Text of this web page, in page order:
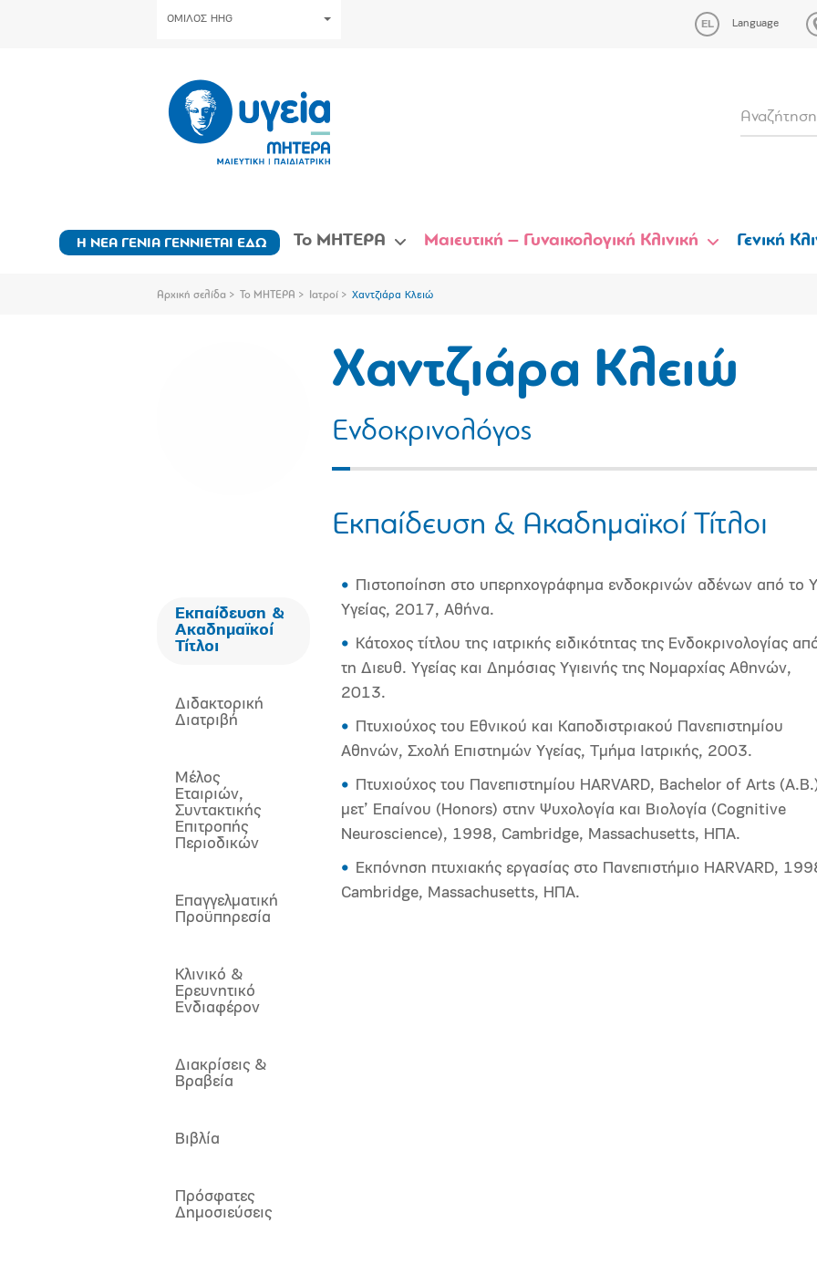
ΟΜΙΛΟΣ HHG Language
Η ΝΕΑ ΓΕΝΙΑ ΓΕΝΝΙΕΤΑΙ ΕΔΩ Το ΜΗΤΕΡΑ Μαιευτική – Γυναικολογική Κλινική Γενική
Αρχική σελίδα Το ΜΗΤΕΡΑ Ιατροί Χαντζιάρα Κλειώ
Χαντζιάρα Κλειώ
Ενδοκρινολόγος
Εκπαίδευση &
Ακαδημαϊκοί
Τίτλοι
Διδακτορική
Διατριβή
Μέλος
Εταιριών,
Συντακτικής
Επιτροπής
Περιοδικών
Επαγγελματική
Προϋπηρεσία
Κλινικό &
Ερευνητικό
Ενδιαφέρον
Διακρίσεις &
Βραβεία
Βιβλία
Πρόσφατες
Δημοσιεύσεις
Εκπαίδευση & Ακαδημαϊκοί Τίτλοι
Πιστοποίηση στο υπερηχογράφημα ενδοκρινών αδένων από το
Υγείας, 2017, Αθήνα.
Κάτοχος τίτλου της ιατρικής ειδικότητας της Ενδοκρινολογίας
τη Διευθ. Υγείας και Δημόσιας Υγιεινής της Νομαρχίας Αθηνών,
2013.
Πτυχιούχος του Εθνικού και Καποδιστριακού Πανεπιστημίου
Αθηνών, Σχολή Επιστημών Υγείας, Τμήμα Ιατρικής, 2003.
Πτυχιούχος του Πανεπιστημίου HARVARD, Bachelor of Arts
μετ’ Επαίνου (Honors) στην Ψυχολογία και Βιολογία (Cognitive
Neuroscience), 1998, Cambridge, Massachusetts, ΗΠΑ.
Εκπόνηση πτυχιακής εργασίας στο Πανεπιστήμιο HARVARD,
Cambridge, Massachusetts, ΗΠΑ.